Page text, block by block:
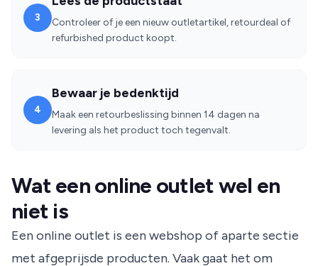
3
Controleer of je een nieuw outletartikel, retourdeal of
refurbished product koopt.
4
Bewaar je bedenktijd
Maak een retourbeslissing binnen 14 dagen na
levering als het product toch tegenvalt.
Wat een online outlet wel en
niet is
Een online outlet is een webshop of aparte sectie
met afgeprijsde producten. Vaak gaat het om